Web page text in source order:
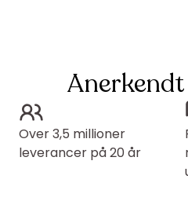
Over 3,5 millioner
leverancer på 20 år